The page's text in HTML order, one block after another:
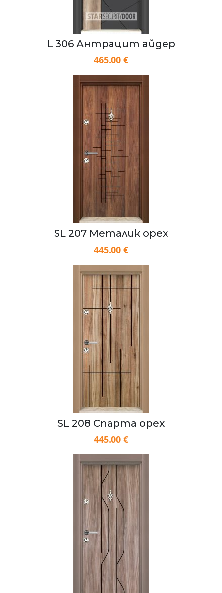
L 306 Антрацит айдер
465.00 €
SL 207 Металик орех
445.00 €
SL 208 Спарта орех
445.00 €